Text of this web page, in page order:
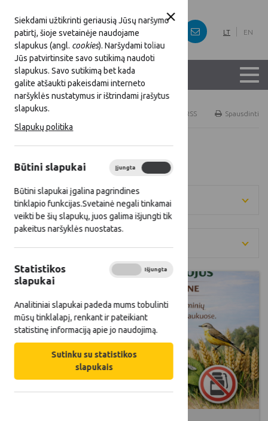
Siekdami užtikrinti geriausią Jūsų naršymo
patirtį, šioje svetainėje naudojame
slapukus (angl. cookies). Naršydami toliau
Jūs patvirtinsite savo sutikimą naudoti
slapukus. Savo sutikimą bet kada
galite atšaukti pakeisdami interneto
naršyklės nustatymus ir ištrindami įrašytus
slapukus.
Slapukų politika
Būtini slapukai Įjungta
Būtini slapukai įgalina pagrindines
tinklapio funkcijas.Svetainė negali tinkamai
veikti be šių slapukų, juos galima išjungti tik
pakeitus naršyklės nuostatas.
Statistikos
slapukai
Išjungta
Analitiniai slapukai padeda mums tobulinti
mūsų tinklalapį, renkant ir pateikiant
statistinę informaciją apie jo naudojimą.
Sutinku su statistikos
slapukais
LT EN
Titulinis Spausdinti
RSS
Metai